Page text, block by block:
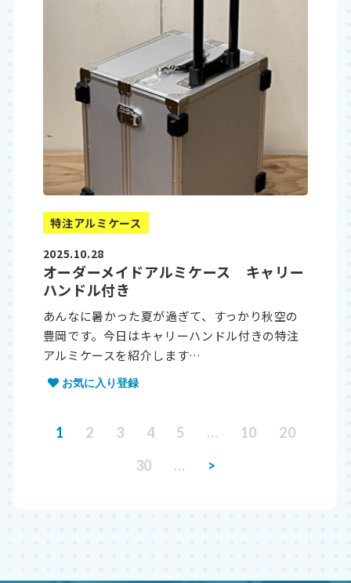
特注アルミケース
2025.10.28
オーダーメイドアルミケース キャリー
ハンドル付き
あんなに暑かった夏が過ぎて、すっかり秋空の
豊岡です。今日はキャリーハンドル付きの特注
アルミケースを紹介します…
お気に入り登録
1 2 3 4 5 … 10
20
30
… >